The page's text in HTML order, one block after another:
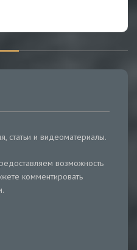
статьи и видеоматериалы.
возможность
комментировать